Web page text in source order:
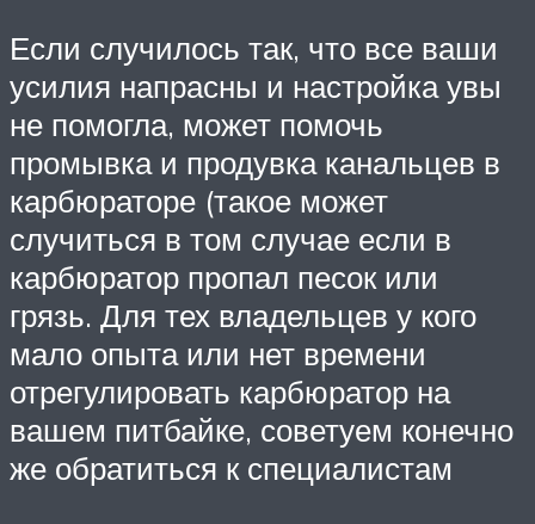
Если случилось так, что все ваши
усилия напрасны и настройка увы
не помогла, может помочь
промывка и продувка канальцев в
карбюраторе (такое может
случиться в том случае если в
карбюратор пропал песок или
грязь. Для тех владельцев у кого
мало опыта или нет времени
отрегулировать карбюратор на
вашем питбайке, советуем конечно
же обратиться к специалистам